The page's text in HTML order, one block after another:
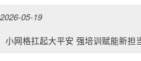
2026-05-19